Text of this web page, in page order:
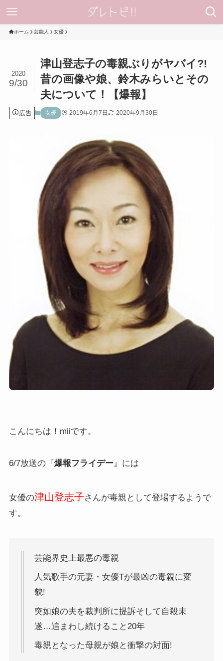
ホーム 芸能人 女優
津山登志子の毒親ぶりがヤバイ?!
昔の画像や娘、鈴木みらいとその
夫について！【爆報】
2020
9/30
広告 女優 2019年6月7日 2020年9月30日
こんにちは！miiです。
6/7放送の『爆報フライデー』には
女優の津山登志子さんが毒親として登場するようで
す。
芸能界史上最悪の毒親
人気歌手の元妻・女優Tが最凶の毒親に変
貌!
突如娘の夫を裁判所に提訴そして自殺未
遂…追まわし続けること20年
毒親となった母親が娘と衝撃の対面!